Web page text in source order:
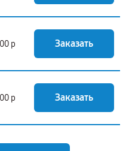
р Заказать
р Заказать